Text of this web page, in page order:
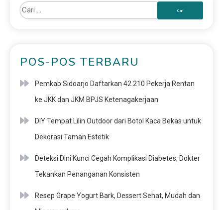
POS-POS TERBARU
Pemkab Sidoarjo Daftarkan 42.210 Pekerja Rentan
ke JKK dan JKM BPJS Ketenagakerjaan
DIY Tempat Lilin Outdoor dari Botol Kaca Bekas untuk
Dekorasi Taman Estetik
Deteksi Dini Kunci Cegah Komplikasi Diabetes, Dokter
Tekankan Penanganan Konsisten
Resep Grape Yogurt Bark, Dessert Sehat, Mudah dan